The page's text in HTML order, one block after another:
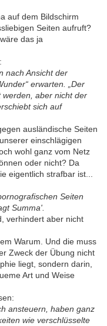
auf dem Bildschirm
Seiten aufruft?
das ja
nach Ansicht der
erwarten. „Der
aber nicht der
sich auf
ausländische Seiten
einschlägigen
wohl ganz vom Netz
oder nicht? Da
eigentlich strafbar ist...
Seiten
Summa'.
verhindert aber nicht
Warum. Und die muss
Zweck der Übung nicht
liegt, sondern darin,
Art und Weise
ansteuern, haben ganz
wie verschlüsselte